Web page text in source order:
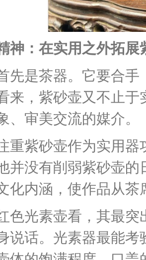
：在实用之外拓展
是茶器。它要合手
来，紫砂壶又不止
、审美交流的媒介。
紫砂壶作为实用器
并没有削弱紫砂壶
化内涵，使作品从
光素壶看，其最突
说话。光素器最能